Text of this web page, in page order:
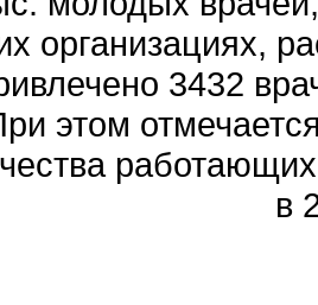
организациях,
3432
этом
в